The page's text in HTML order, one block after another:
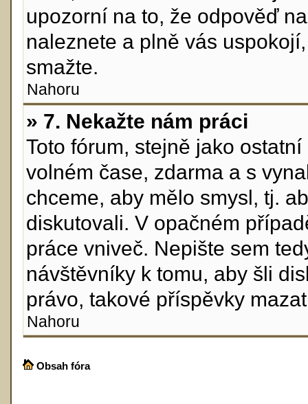
upozorní na to, že odpověď
naleznete a plně vás
smažte.
Nahoru
» 7. Nekažte nám práci
Toto fórum, stejně jako
volném čase, zdarma a s
chceme, aby mělo smysl, tj.
diskutovali. V opačném
práce vniveč. Nepište sem
návštěvníky k tomu, aby šli
právo, takové příspěvky
Nahoru
Obsah fóra